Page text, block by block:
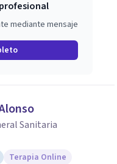
mediante mensaje
Sanitaria
Terapia Online